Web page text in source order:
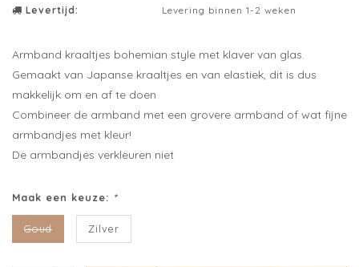
Levertijd:
Levering binnen 1-2 weken
Armband kraaltjes bohemian style met klaver van glas.
Gemaakt van Japanse kraaltjes en van elastiek, dit is dus
makkelijk om en af te doen
Combineer de armband met een grovere armband of wat fijne
armbandjes met kleur!
De armbandjes verkleuren niet
Maak een keuze: *
Goud Zilver